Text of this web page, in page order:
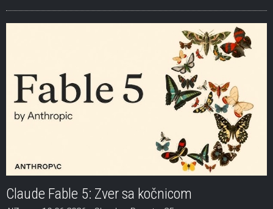
Claude Fable 5: Zver sa kočnicom